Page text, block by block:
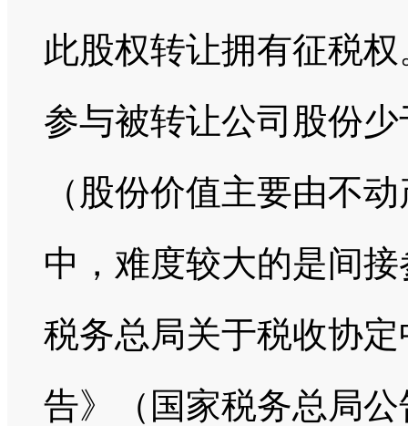
此股权转让拥有征税
参与被转让公司股份
（股份价值主要由不
中，难度较大的是间
税务总局关于税收协
告》（国家税务总局